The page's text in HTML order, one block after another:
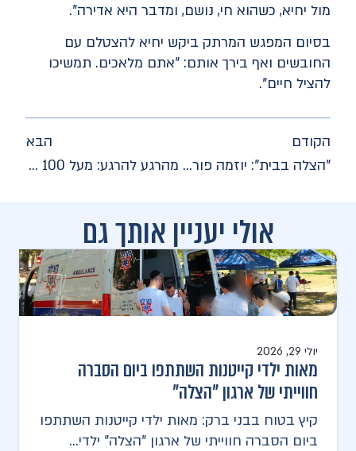
מול יחיא, כשהוא חי, נושם, ומדבר היא אדירה".
בסיום המפגש המרתק ביקש יחיא להצטלם עם
החובשים ואף בירך אותם: "אתם מלאכים. תמשיכו
להציל חיים".
הקודם
"הצלה בבית": יוזמה פורצת דרך של הצלה להכשרת הורים להתמודדות עם מצבי חירום
הבא
מהרגע להרגע: מעל 100 מנות דם במבצע התרמה של הצלה
אולי יעניין אותך גם
יולי 29, 2026
מאות ילדי קייטנות השתתפו ביום הסברה
חווייתי של ארגון "הצלה"
קיץ בטוח בבני ברק: מאות ילדי קייטנות השתתפו
ביום הסברה חווייתי של ארגון "הצלה" ילדי...